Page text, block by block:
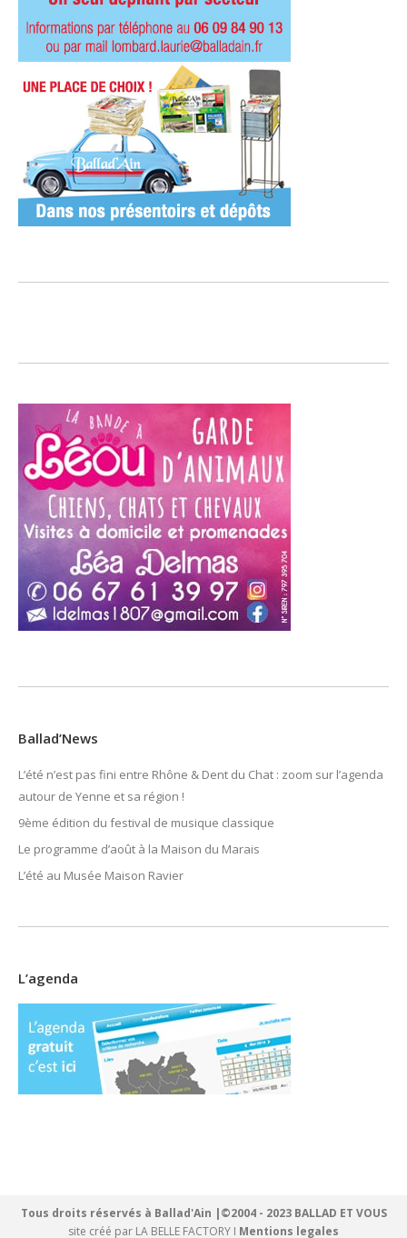
Ballad’News
L’été n’est pas fini entre Rhône & Dent du Chat : zoom sur l’agenda
autour de Yenne et sa région !
9ème édition du festival de musique classique
Le programme d’août à la Maison du Marais
L’été au Musée Maison Ravier
L’agenda
Tous droits réservés à Ballad'Ain |©2004 - 2023 BALLAD ET VOUS
site créé par LA BELLE FACTORY I Mentions legales